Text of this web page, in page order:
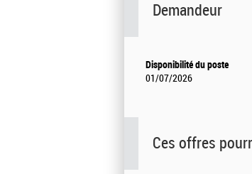
Demandeur
Disponibilité du poste
01/07/2026
Ces offres